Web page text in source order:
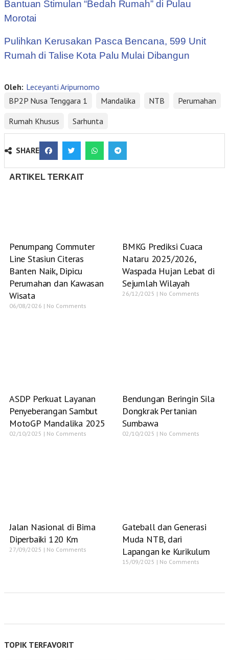
Bantuan Stimulan “Bedah Rumah” di Pulau
Morotai
Pulihkan Kerusakan Pasca Bencana, 599 Unit
Rumah di Talise Kota Palu Mulai Dibangun
Oleh: Leceyanti Aripurnomo
BP2P Nusa Tenggara 1
Mandalika NTB
Perumahan
Rumah Khusus
Sarhunta
SHARE
ARTIKEL TERKAIT
Penumpang Commuter
Line Stasiun Citeras
Banten Naik, Dipicu
Perumahan dan Kawasan
Wisata
06/08/2026 No Comments
BMKG Prediksi Cuaca
Nataru 2025/2026,
Waspada Hujan Lebat di
Sejumlah Wilayah
26/12/2025 No Comments
ASDP Perkuat Layanan
Penyeberangan Sambut
MotoGP Mandalika 2025
02/10/2025 No Comments
Bendungan Beringin Sila
Dongkrak Pertanian
Sumbawa
02/10/2025 No Comments
Jalan Nasional di Bima
Diperbaiki 120 Km
27/09/2025 No Comments
Gateball dan Generasi
Muda NTB, dari
Lapangan ke Kurikulum
15/09/2025 No Comments
TOPIK TERFAVORIT